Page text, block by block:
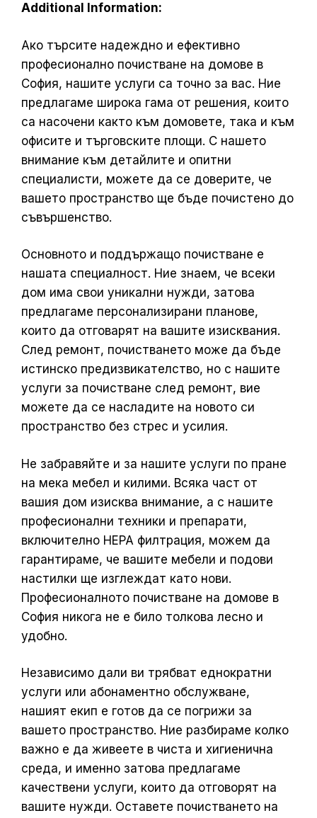
Additional Information:
Ако търсите надеждно и ефективно
професионално почистване на домове в
София, нашите услуги са точно за вас. Ние
предлагаме широка гама от решения, които
са насочени както към домовете, така и към
офисите и търговските площи. С нашето
внимание към детайлите и опитни
специалисти, можете да се доверите, че
вашето пространство ще бъде почистено до
съвършенство.
Основното и поддържащо почистване е
нашата специалност. Ние знаем, че всеки
дом има свои уникални нужди, затова
предлагаме персонализирани планове,
които да отговарят на вашите изисквания.
След ремонт, почистването може да бъде
истинско предизвикателство, но с нашите
услуги за почистване след ремонт, вие
можете да се насладите на новото си
пространство без стрес и усилия.
Не забравяйте и за нашите услуги по пране
на мека мебел и килими. Всяка част от
вашия дом изисква внимание, а с нашите
професионални техники и препарати,
включително HEPA филтрация, можем да
гарантираме, че вашите мебели и подови
настилки ще изглеждат като нови.
Професионалното почистване на домове в
София никога не е било толкова лесно и
удобно.
Независимо дали ви трябват еднократни
услуги или абонаментно обслужване,
нашият екип е готов да се погрижи за
вашето пространство. Ние разбираме колко
важно е да живеете в чиста и хигиенична
среда, и именно затова предлагаме
качествени услуги, които да отговорят на
вашите нужди. Оставете почистването на